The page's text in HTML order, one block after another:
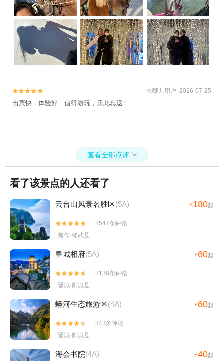

 去哪儿用户 2026-07-25
出票快，体验好，值得游玩，乐此忘返！
查看全部点评 
看了该景点的人还看了
云台山风景名胜区(5A) ¥180起


2547条评论
焦作·修武县
皇城相府(5A) ¥60起


3138条评论
晋城·阳城县
蟒河生态旅游区(4A) ¥60起


343条评论
晋城·阳城县
海会书院(4A) ¥40起